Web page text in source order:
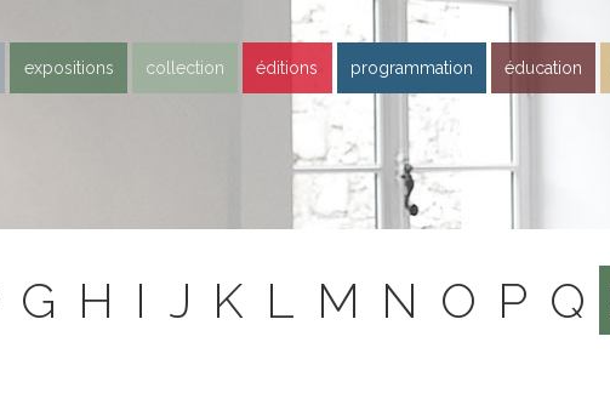
expositions collection éditions programmation éducation
G H I J K L M N O P Q